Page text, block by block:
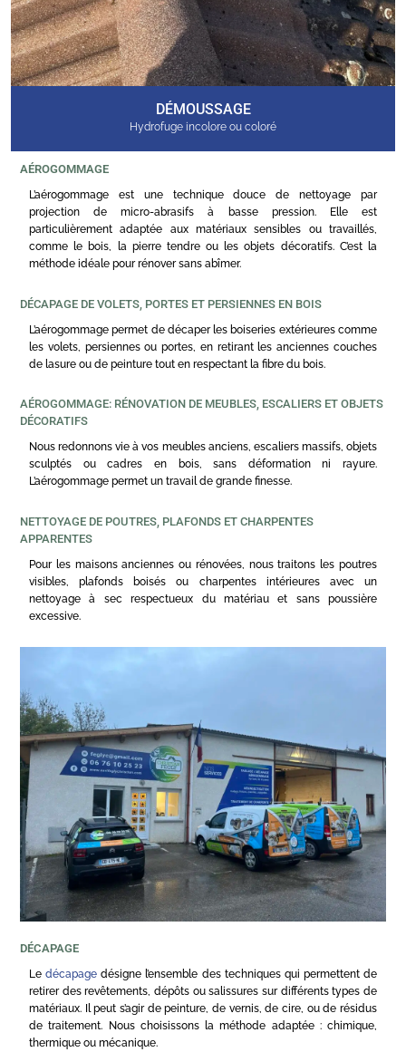
DÉMOUSSAGE
Hydrofuge incolore ou coloré
AÉROGOMMAGE
L’aérogommage est une technique douce de nettoyage par
projection de micro-abrasifs à basse pression. Elle est
particulièrement adaptée aux matériaux sensibles ou travaillés,
comme le bois, la pierre tendre ou les objets décoratifs. C’est la
méthode idéale pour rénover sans abîmer.
DÉCAPAGE DE VOLETS, PORTES ET PERSIENNES EN BOIS
L’aérogommage permet de décaper les boiseries extérieures comme
les volets, persiennes ou portes, en retirant les anciennes couches
de lasure ou de peinture tout en respectant la fibre du bois.
AÉROGOMMAGE: RÉNOVATION DE MEUBLES, ESCALIERS ET OBJETS
DÉCORATIFS
Nous redonnons vie à vos meubles anciens, escaliers massifs, objets
sculptés ou cadres en bois, sans déformation ni rayure.
L’aérogommage permet un travail de grande finesse.
NETTOYAGE DE POUTRES, PLAFONDS ET CHARPENTES
APPARENTES
Pour les maisons anciennes ou rénovées, nous traitons les poutres
visibles, plafonds boisés ou charpentes intérieures avec un
nettoyage à sec respectueux du matériau et sans poussière
excessive.
DÉCAPAGE
Ledécapage désigne l’ensemble des techniques qui permettent de
retirer des revêtements, dépôts ou salissures sur différents types de
matériaux. Il peut s’agir de peinture, de vernis, de cire, ou de résidus
de traitement. Nous choisissons la méthode adaptée : chimique,
thermique ou mécanique.